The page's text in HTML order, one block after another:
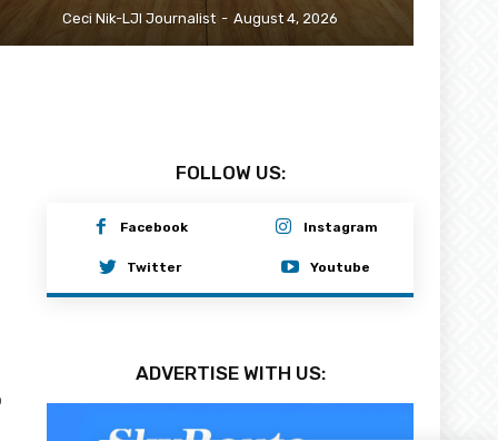
Ceci Nik-LJI Journalist - August 4, 2026